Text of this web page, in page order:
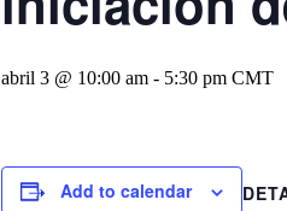
abril 3 @ 10:00 am - 5:30 pm CMT
Add to calendar